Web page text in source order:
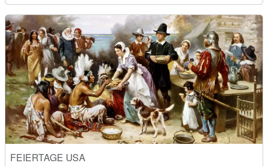
FEIERTAGE USA